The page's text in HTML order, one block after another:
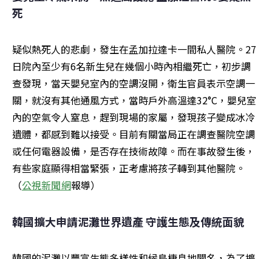
死
疑似熱死人的悲劇，發生在孟加拉達卡一間私人醫院。27
日院內至少有6名新生兒在幾個小時內相繼死亡，初步調
查發現，當天嬰兒室內的空調沒開，衛生官員表示空調一
關，就沒有其他通風方式，當時戶外高溫達32°C，嬰兒室
內的空氣令人窒息，趕到現場的家屬，發現孩子變成冰冷
遺體，都感到難以接受。目前有關當局正在調查醫院空調
或任何電器設備，是否存在技術故障。而在事故發生後，
有些家庭顯得相當緊張，正考慮將孩子轉到其他醫院。
（公視新聞網報導）
韓國擴大申請泥灘世界遺產 守護生態及傳統面貌